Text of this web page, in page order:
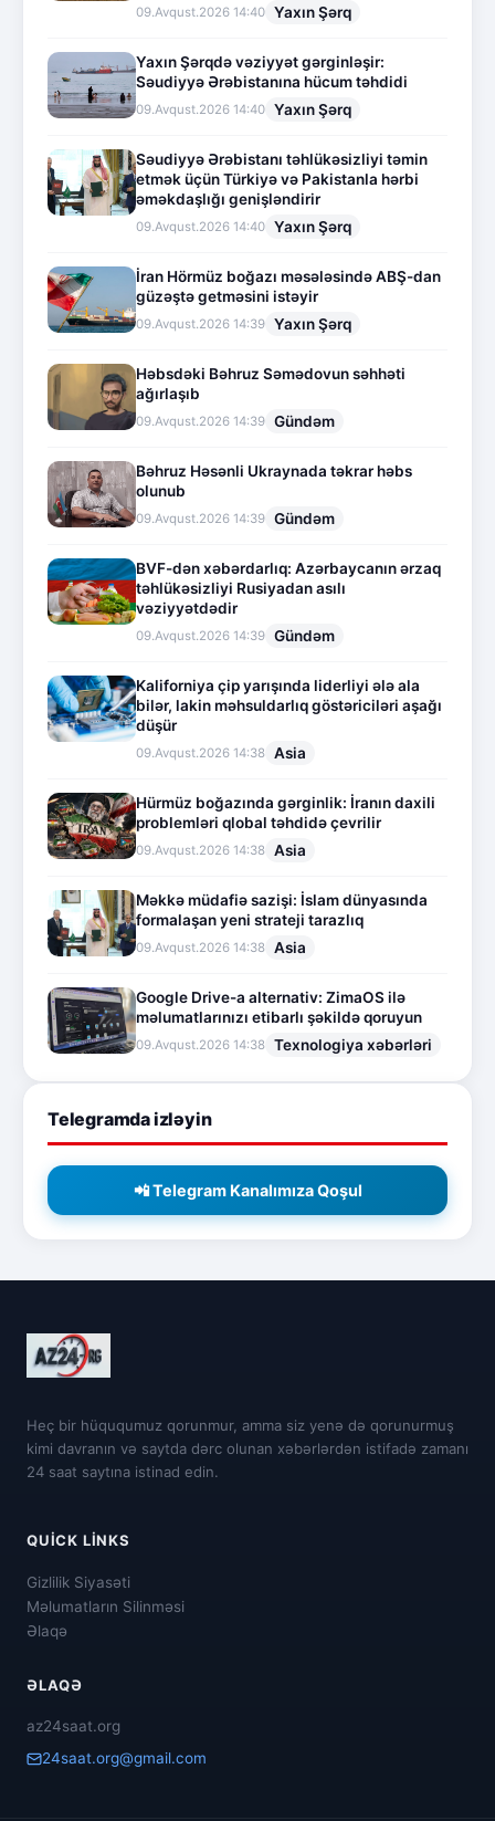
09.Avqust.2026 14:40 Yaxın Şərq
Yaxın Şərqdə vəziyyət gərginləşir:
Səudiyyə Ərəbistanına hücum təhdidi
09.Avqust.2026 14:40 Yaxın Şərq
Səudiyyə Ərəbistanı təhlükəsizliyi təmin
etmək üçün Türkiyə və Pakistanla hərbi
əməkdaşlığı genişləndirir
09.Avqust.2026 14:40 Yaxın Şərq
İran Hörmüz boğazı məsələsində ABŞ-dan
güzəştə getməsini istəyir
09.Avqust.2026 14:39 Yaxın Şərq
Həbsdəki Bəhruz Səmədovun səhhəti
ağırlaşıb
09.Avqust.2026 14:39 Gündəm
Bəhruz Həsənli Ukraynada təkrar həbs
olunub
09.Avqust.2026 14:39 Gündəm
BVF-dən xəbərdarlıq: Azərbaycanın ərzaq
təhlükəsizliyi Rusiyadan asılı
vəziyyətdədir
09.Avqust.2026 14:39 Gündəm
Kaliforniya çip yarışında liderliyi ələ ala
bilər, lakin məhsuldarlıq göstəriciləri aşağı
düşür
09.Avqust.2026 14:38 Asia
Hürmüz boğazında gərginlik: İranın daxili
problemləri qlobal təhdidə çevrilir
09.Avqust.2026 14:38 Asia
Məkkə müdafiə sazişi: İslam dünyasında
formalaşan yeni strateji tarazlıq
09.Avqust.2026 14:38 Asia
Google Drive-a alternativ: ZimaOS ilə
məlumatlarınızı etibarlı şəkildə qoruyun
09.Avqust.2026 14:38 Texnologiya xəbərləri
Telegramda izləyin
📲 Telegram Kanalımıza Qoşul
Heç bir hüququmuz qorunmur, amma siz yenə də qorunurmuş
kimi davranın və saytda dərc olunan xəbərlərdən istifadə zamanı
24 saat saytına istinad edin.
QUICK LINKS
Gizlilik Siyasəti
Məlumatların Silinməsi
Əlaqə
ƏLAQƏ
az24saat.org
24saat.org@gmail.com